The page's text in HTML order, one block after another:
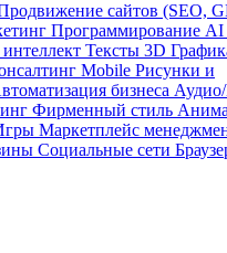
сайтов (SEO,
Программирование
Тексты 3D
Mobile Рисунки и
бизнеса
Фирменный стиль
Маркетплейс
Социальные сети